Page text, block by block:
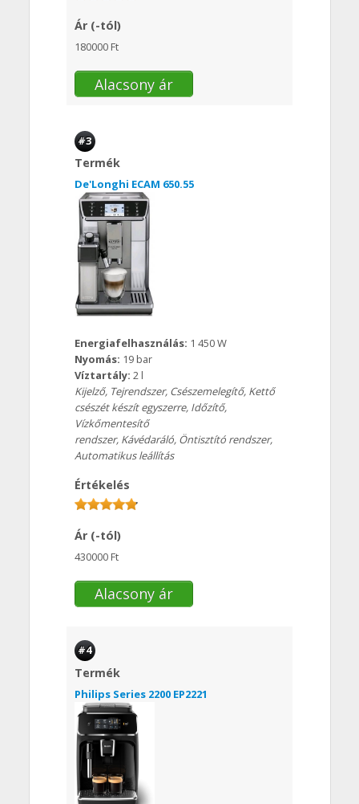
Ár (-tól)
180000 Ft
Alacsony ár
#3
Termék
De'Longhi ECAM 650.55
Energiafelhasználás: 1 450 W
Nyomás: 19 bar
Víztartály: 2 l
Kijelző, Tejrendszer, Csészemelegítő, Kettő
csészét készít egyszerre, Időzítő,
Vízkőmentesítő
rendszer, Kávédaráló, Öntisztító rendszer,
Automatikus leállítás
Értékelés
Ár (-tól)
430000 Ft
Alacsony ár
#4
Termék
Philips Series 2200 EP2221